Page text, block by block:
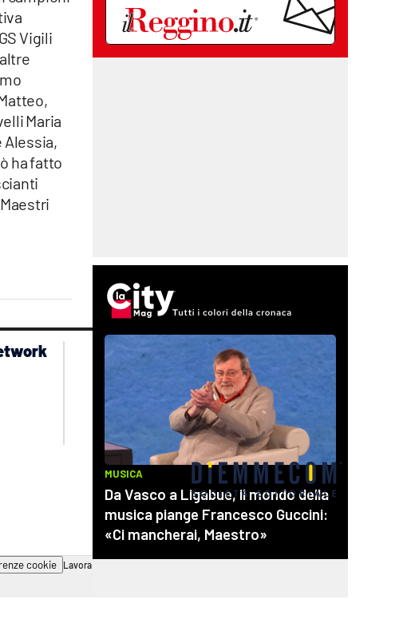
Vigili
Maria
Alessia,
ha fatto
lacplay.it
lactv.it
laconair.it
lacitymag.it
lacapitalenews.it
cosenzachannel.it
ilvibonese.it
catanzarochannel.it
cookie Lavora con noi